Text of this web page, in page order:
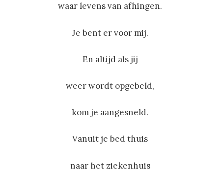
waar levens van afhingen.
Je bent er voor mij.
En altijd als jij
weer wordt opgebeld,
kom je aangesneld.
Vanuit je bed thuis
naar het ziekenhuis